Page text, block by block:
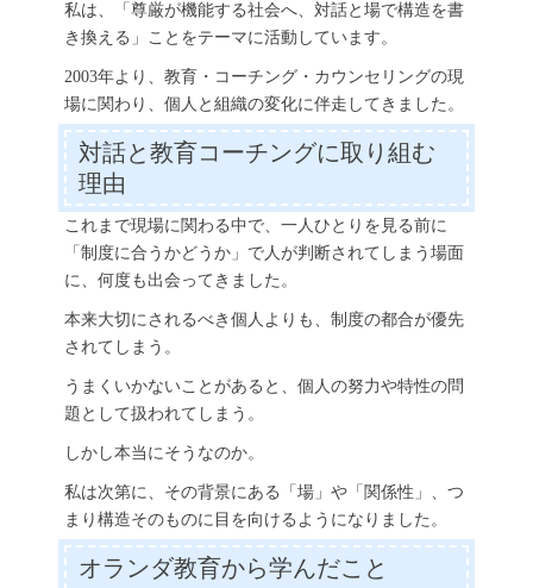
私は、「尊厳が機能する社会へ、対話と場で構造を書
き換える」ことをテーマに活動しています。
2003年より、教育・コーチング・カウンセリングの現
場に関わり、個人と組織の変化に伴走してきました。
対話と教育コーチングに取り組む
理由
これまで現場に関わる中で、一人ひとりを見る前に
「制度に合うかどうか」で人が判断されてしまう場面
に、何度も出会ってきました。
本来大切にされるべき個人よりも、制度の都合が優先
されてしまう。
うまくいかないことがあると、個人の努力や特性の問
題として扱われてしまう。
しかし本当にそうなのか。
私は次第に、その背景にある「場」や「関係性」、つ
まり構造そのものに目を向けるようになりました。
オランダ教育から学んだこと